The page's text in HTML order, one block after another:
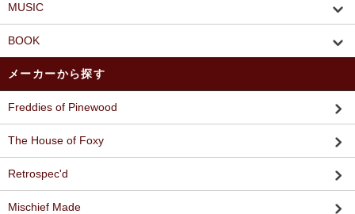
MUSIC
BOOK
メーカーから探す
Freddies of Pinewood
The House of Foxy
Retrospec'd
Mischief Made